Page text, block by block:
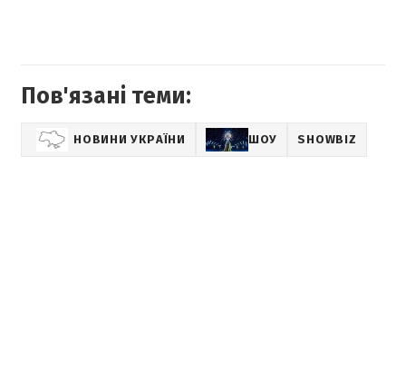
Пов'язані теми:
НОВИНИ УКРАЇНИ ШОУ SHOWBIZ